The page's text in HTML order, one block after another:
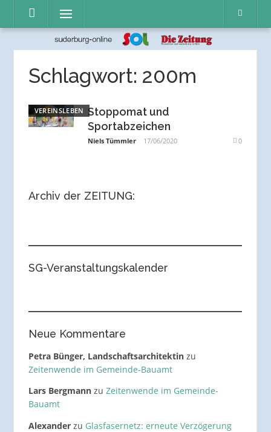
Inhalt
Menü
Schlagwort: 200m
VEREINSLEBEN Stoppomat und
Sportabzeichen
Niels Tümmler 17/06/2020 0
Archiv der ZEITUNG:
SG-Veranstaltungskalender
Neue Kommentare
Petra Bünger, Landschaftsarchitektinzu
Zeitenwende im Gemeinde-Bauamt
Lars Bergmannzu Zeitenwende im Gemeinde-
Bauamt
Alexanderzu Glasfasernetz: erneute Verzögerung